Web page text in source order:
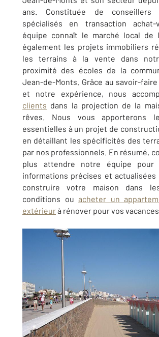
ans. Constituée de conseillers
spécialisés en transaction achat-
équipe connaît le marché local de
également les projets immobiliers
les terrains à la vente dans
proximité des écoles de la
Jean-de-Monts. Grâce au savoir-faire
et notre expérience, nous
clients dans la projection de la
rêves. Nous vous apporterons
essentielles à un projet de
en détaillant les spécificités des
par nos professionnels. En résumé,
plus attendre notre équipe pour
informations précises et
construire votre maison dans
conditions ou acheter un
extérieurà rénover pour vos